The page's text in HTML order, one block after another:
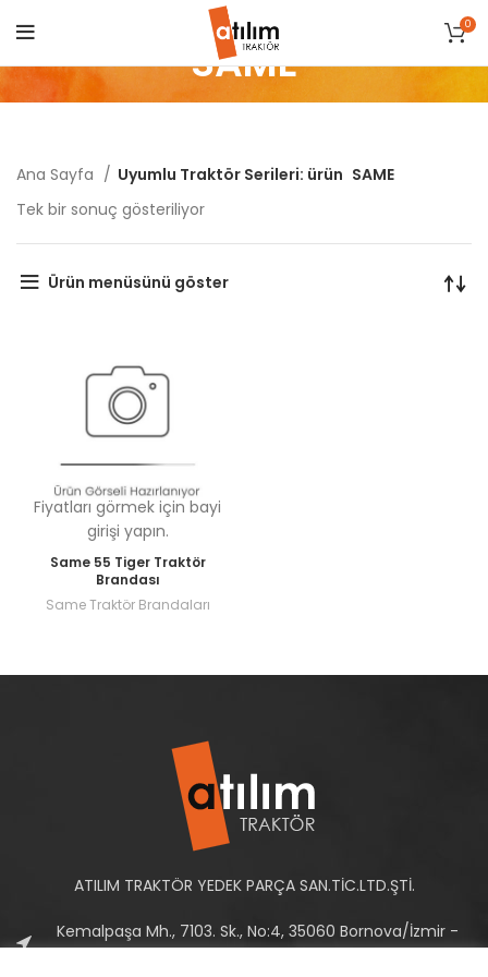
0
SAME
Ana Sayfa Uyumlu Traktör Serileri: ürün SAME
Tek bir sonuç gösteriliyor
Ürün menüsünü göster
Fiyatları görmek için bayi
girişi yapın.
Same 55 Tiger Traktör
Brandası
Same Traktör Brandaları
ATILIM TRAKTÖR YEDEK PARÇA SAN.TİC.LTD.ŞTİ.
Kemalpaşa Mh., 7103. Sk., No:4, 35060 Bornova/İzmir -